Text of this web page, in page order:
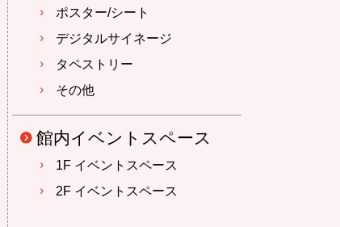
ポスター/シート
デジタルサイネージ
タペストリー
その他
館内イベントスペース
1F イベントスペース
2F イベントスペース